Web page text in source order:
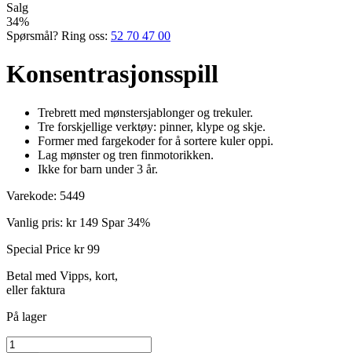
Salg
34%
Spørsmål? Ring oss: 52 70 47 00
Konsentrasjonsspill
Trebrett med mønstersjablonger og trekuler.
Tre forskjellige verktøy: pinner, klype og skje.
Former med fargekoder for å sortere kuler oppi.
Lag mønster og tren finmotorikken.
Ikke for barn under 3 år.
Varekode: 5449
Vanlig pris: kr 149 Spar 34%
Special Price kr 99
Betal med Vipps, kort,
eller faktura
På lager